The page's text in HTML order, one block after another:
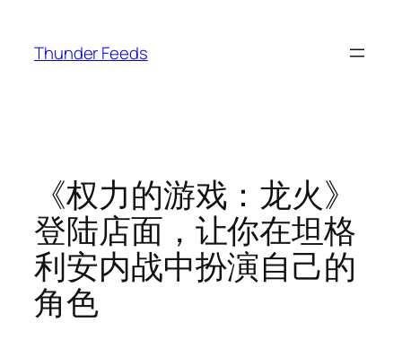
Thunder Feeds
《权力的游戏：龙火》
登陆店面，让你在坦格
利安内战中扮演自己的
角色